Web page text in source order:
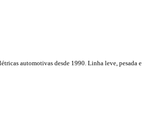
automotivas desde 1990. Linha leve, pesada e